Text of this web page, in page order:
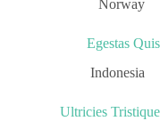
Egestas Quis
Ultricies Tristique